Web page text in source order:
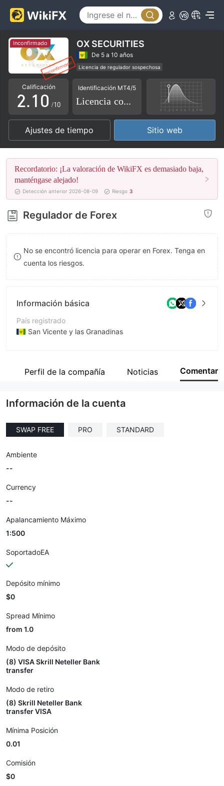
Inconfirmado OX SECURITIES
De 5 a 10 años
Licencia de regulador sospechosa
Licencia completa de MT4
Riesgo potencial alto
Calificación
0
1
2
3
4
5
6
7
8
9
.
0
1
2
3
4
5
6
7
8
9
0
1
2
3
4
5
6
7
8
9
/10
Identificación MT4/5
Licencia completa
Ajustes de tiempo Sitio web
Recordatorio: ¡La valoración de WikiFX es demasiado baja,
manténgase alejado!
Detección anterior 2026-08-09 Riesgo 3
Regulador de Forex
No se encontró licencia para operar en Forex. Tenga en
cuenta los riesgos.
Información básica
País registrado
San Vicente y las Granadinas
Empresa
Perfil de la compañía Noticias Comentar
Información de la cuenta
SWAP FREE PRO STANDARD
Ambiente
--
Currency
--
Apalancamiento Máximo
1:500
SoportadoEA
Depósito mínimo
$0
Spread Mínimo
from 1.0
Modo de depósito
(8) VISA Skrill Neteller Bank
transfer
Modo de retiro
(8) Skrill Neteller Bank
transfer VISA
Mínima Posición
0.01
Comisión
$0